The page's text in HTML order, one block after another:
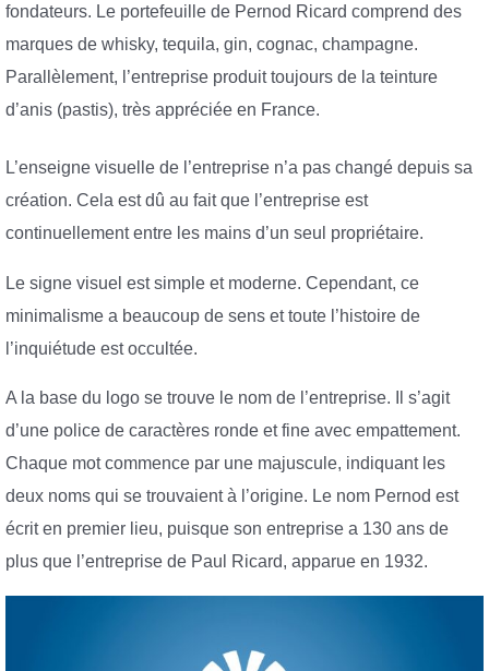
fondateurs. Le portefeuille de Pernod Ricard comprend des
marques de whisky, tequila, gin, cognac, champagne.
Parallèlement, l’entreprise produit toujours de la teinture
d’anis (pastis), très appréciée en France.
L’enseigne visuelle de l’entreprise n’a pas changé depuis sa
création. Cela est dû au fait que l’entreprise est
continuellement entre les mains d’un seul propriétaire.
Le signe visuel est simple et moderne. Cependant, ce
minimalisme a beaucoup de sens et toute l’histoire de
l’inquiétude est occultée.
A la base du logo se trouve le nom de l’entreprise. Il s’agit
d’une police de caractères ronde et fine avec empattement.
Chaque mot commence par une majuscule, indiquant les
deux noms qui se trouvaient à l’origine. Le nom Pernod est
écrit en premier lieu, puisque son entreprise a 130 ans de
plus que l’entreprise de Paul Ricard, apparue en 1932.